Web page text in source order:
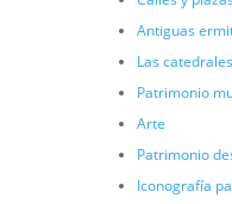
Antiguas
Las
Patrimonio
Arte
Patrimonio
Iconografía